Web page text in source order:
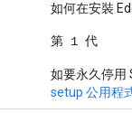
如何在安裝
第 1 代
如要永久停用
setup 公用程